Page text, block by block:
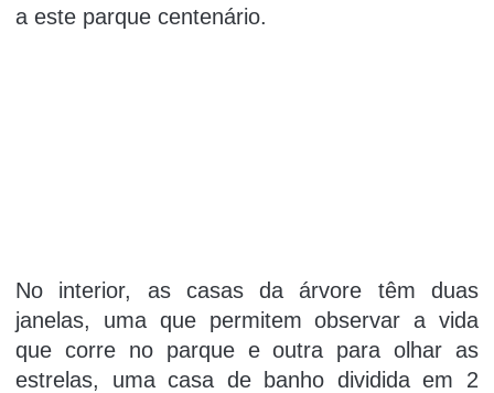
a este parque centenário.
No interior, as casas da árvore têm duas
janelas, uma que permitem observar a vida
que corre no parque e outra para olhar as
estrelas, uma casa de banho dividida em 2